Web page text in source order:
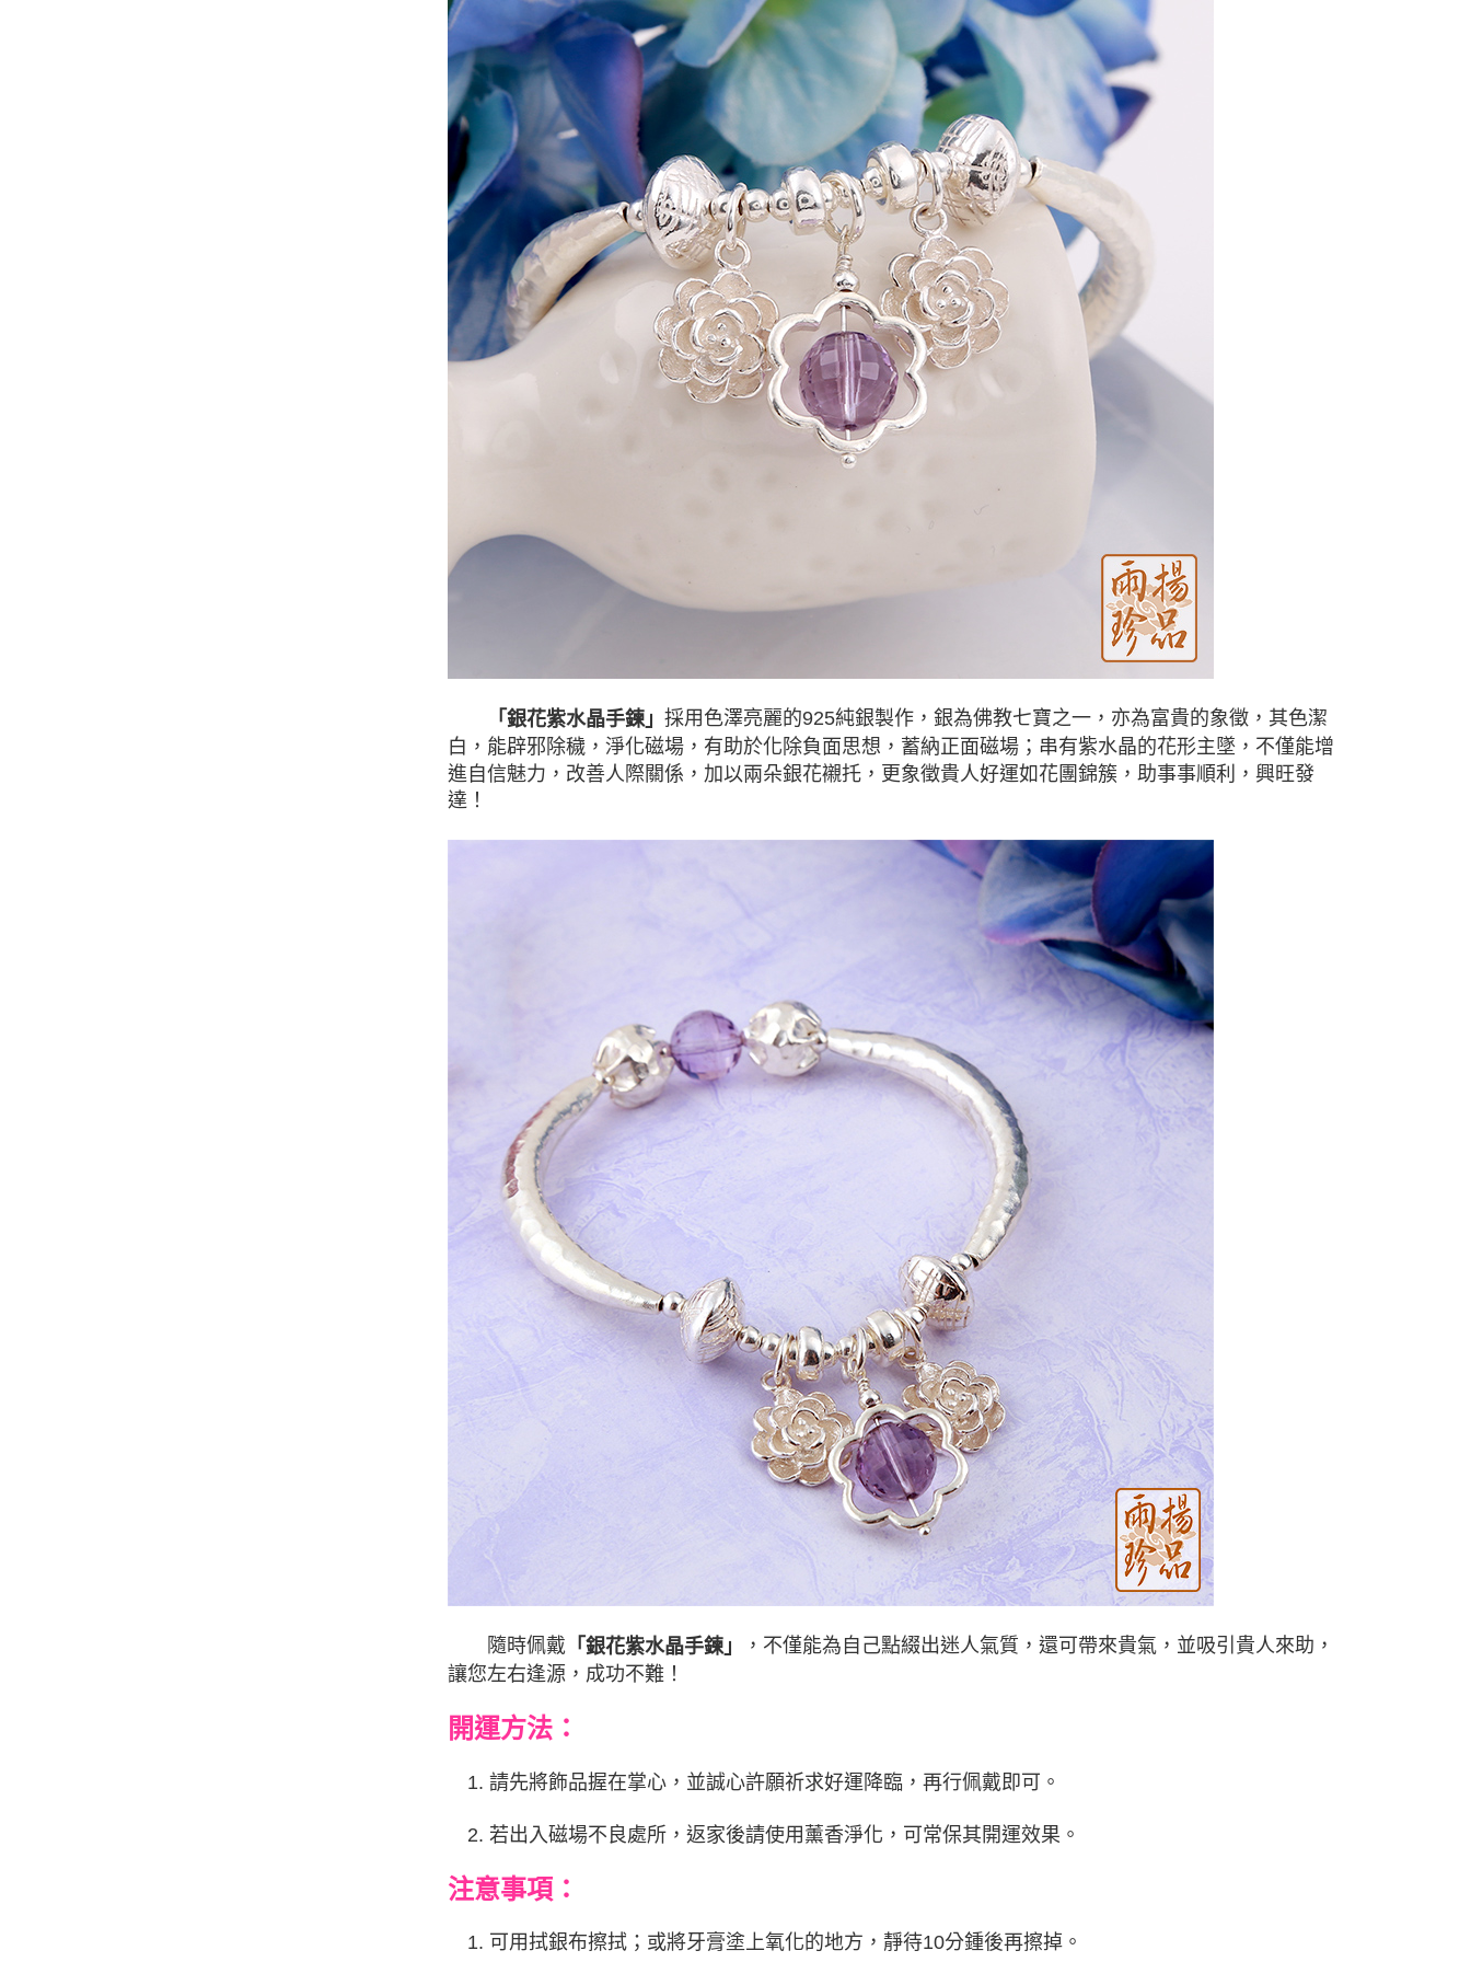
「銀花紫水晶手鍊」採用色澤亮麗的925純銀製作，銀為佛教七寶之一，亦為富貴的象徵，其色潔
白，能辟邪除穢，淨化磁場，有助於化除負面思想，蓄納正面磁場；串有紫水晶的花形主墜，不僅能增
進自信魅力，改善人際關係，加以兩朵銀花襯托，更象徵貴人好運如花團錦簇，助事事順利，興旺發
達！
隨時佩戴 「銀花紫水晶手鍊」
，不僅能為自己點綴出迷人氣質，還可帶來貴氣，並吸引貴人來助，
讓您左右逢源，成功不難！
開運方法：
1. 請先將飾品握在掌心，並誠心許願祈求好運降臨，再行佩戴即可。
2. 若出入磁場不良處所，返家後請使用薰香淨化，可常保其開運效果。
注意事項：
1. 可用拭銀布擦拭；或將牙膏塗上氧化的地方，靜待10分鍾後再擦掉。